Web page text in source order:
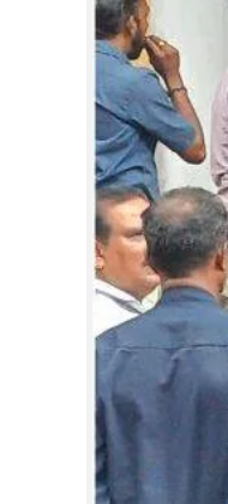
LIFESTYLE
SPIRITUAL